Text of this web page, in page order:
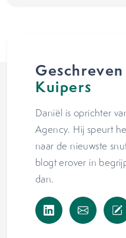
Kuipers
Daniël is oprichter
Agency. Hij speurt
naar de nieuwste
blogt erover in
dan.